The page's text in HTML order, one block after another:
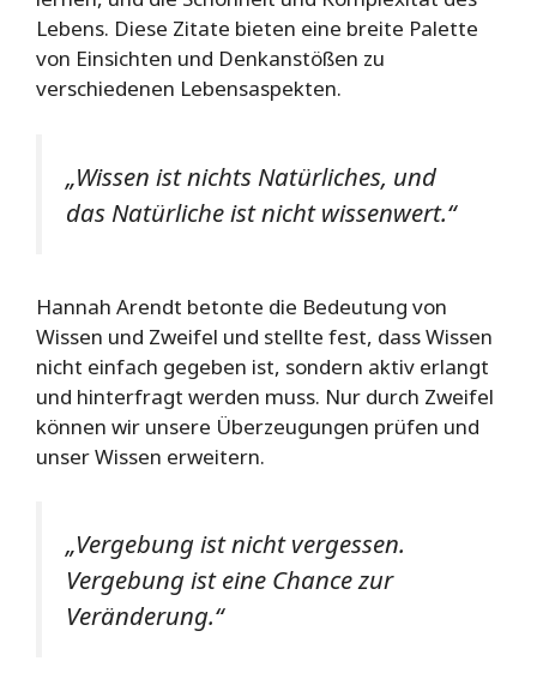
Lebens. Diese Zitate bieten eine breite Palette
von Einsichten und Denkanstößen zu
verschiedenen Lebensaspekten.
„Wissen ist nichts Natürliches, und
das Natürliche ist nicht wissenwert.“
Hannah Arendt betonte die Bedeutung von
Wissen und Zweifel und stellte fest, dass Wissen
nicht einfach gegeben ist, sondern aktiv erlangt
und hinterfragt werden muss. Nur durch Zweifel
können wir unsere Überzeugungen prüfen und
unser Wissen erweitern.
„Vergebung ist nicht vergessen.
Vergebung ist eine Chance zur
Veränderung.“